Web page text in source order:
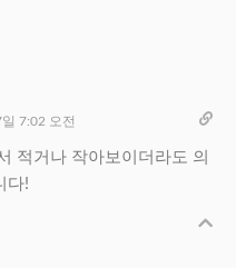
7:02 오전
적거나 작아보이더라도 의
다!